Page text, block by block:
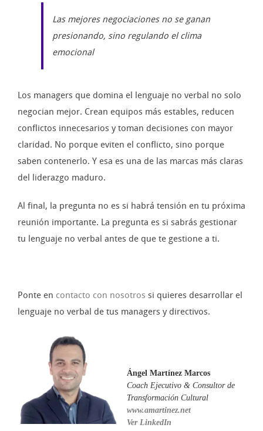
Las mejores negociaciones no se ganan
presionando, sino regulando el clima
emocional
Los managers que domina el lenguaje no verbal no solo
negocian mejor. Crean equipos más estables, reducen
conflictos innecesarios y toman decisiones con mayor
claridad. No porque eviten el conflicto, sino porque
saben contenerlo. Y esa es una de las marcas más claras
del liderazgo maduro.
Al final, la pregunta no es si habrá tensión en tu próxima
reunión importante. La pregunta es si sabrás gestionar
tu lenguaje no verbal antes de que te gestione a ti.
Ponte en contacto con nosotros si quieres desarrollar el
lenguaje no verbal de tus managers y directivos.
Ángel Martínez Marcos
Coach Ejecutivo & Consultor de
Transformación Cultural
www.amartinez.net
Ver LinkedIn